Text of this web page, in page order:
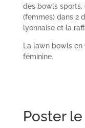
des bowls sports,
(femmes) dans 2
lyonnaise et la
La lawn bowls
féminine.
Poster